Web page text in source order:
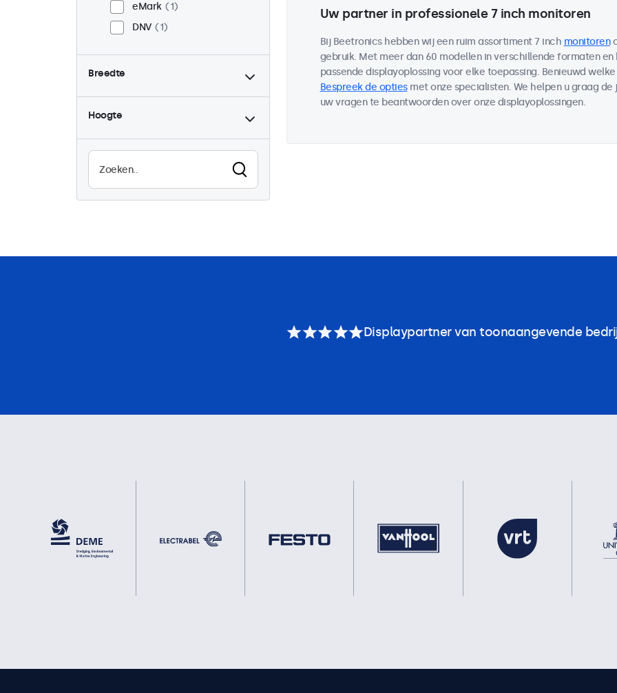
eMark
1
DNV
1
Breedte
Hoogte
Uw partner in professionele 7 inch monitoren
Bij Beetronics hebben wij een ruim assortiment 7 inch monitoren
gebruik. Met meer dan 60 modellen in verschillende formaten
passende displayoplossing voor elke toepassing. Benieuwd
Bespreek de optiesmet onze specialisten. We helpen u graag
uw vragen te beantwoorden over onze displayoplossingen.
Displaypartner van toonaangevende